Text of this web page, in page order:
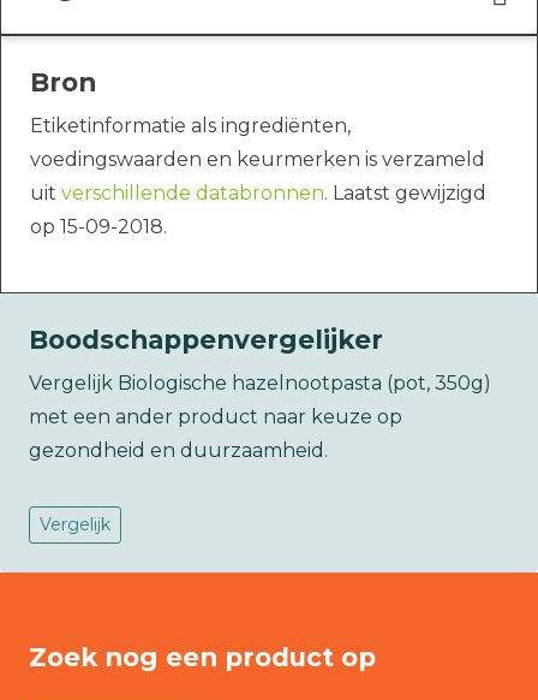
Bron
Etiketinformatie als ingrediënten,
voedingswaarden en keurmerken is verzameld
uit verschillende databronnen. Laatst gewijzigd
op 15-09-2018.
Boodschappenvergelijker
Vergelijk Biologische hazelnootpasta (pot, 350g)
met een ander product naar keuze op
gezondheid en duurzaamheid.
Vergelijk
Zoek nog een product op